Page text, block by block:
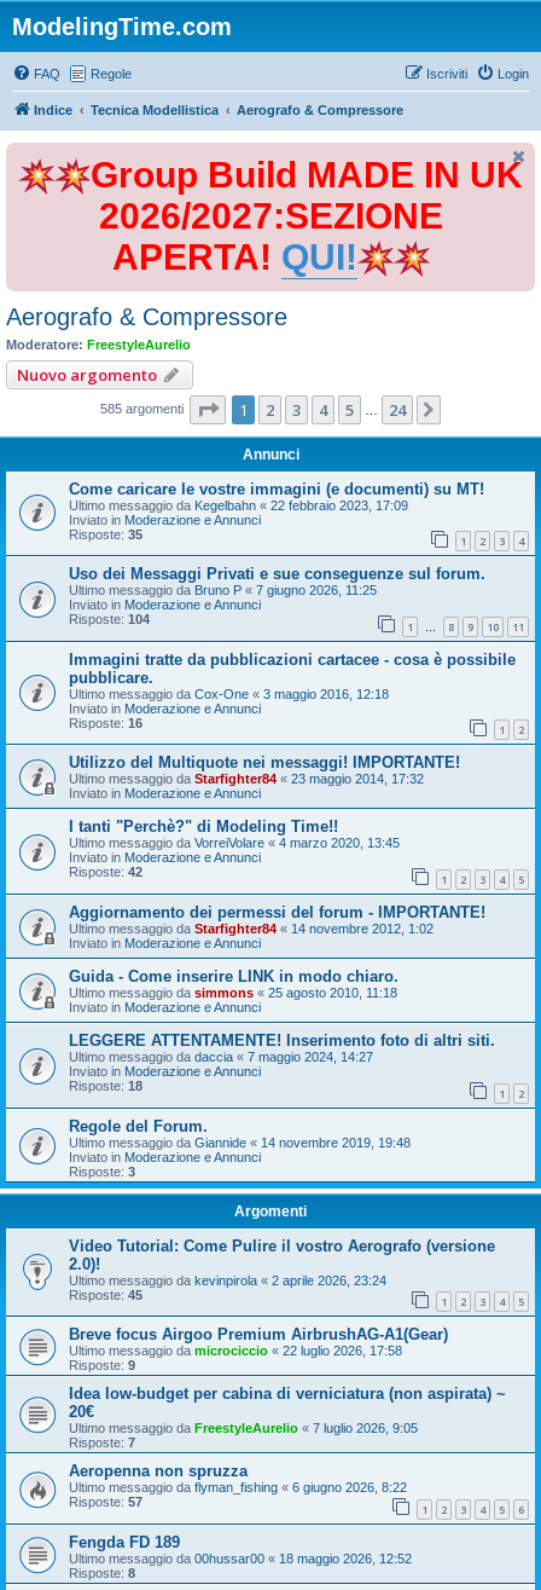
ModelingTime.com
FAQ Regole Login
Iscriviti
Indice Tecnica Modellistica Aerografo & Compressore
Group Build MADE IN UK
2026/2027:SEZIONE
APERTA! QUI!
Aerografo & Compressore
Moderatore: FreestyleAurelio
Nuovo argomento
585 argomenti Pagina di 24
1 2 3 4 5 24
Annunci
Come caricare le vostre immagini (e documenti) su MT!
Ultimo messaggio da Kegelbahn « 22 febbraio 2023, 17:09
Inviato in Moderazione e Annunci
Risposte: 35 1 2 3 4
Uso dei Messaggi Privati e sue conseguenze sul forum.
Ultimo messaggio da Bruno P « 7 giugno 2026, 11:25
Inviato in Moderazione e Annunci
Risposte: 104 1 … 8 9 10 11
Immagini tratte da pubblicazioni cartacee - cosa è possibile
pubblicare.
Ultimo messaggio da Cox-One « 3 maggio 2016, 12:18
Inviato in Moderazione e Annunci
Risposte: 16 1 2
Utilizzo del Multiquote nei messaggi! IMPORTANTE!
Ultimo messaggio da Starfighter84 « 23 maggio 2014, 17:32
Inviato in Moderazione e Annunci
I tanti "Perchè?" di Modeling Time!!
Ultimo messaggio da VorreiVolare « 4 marzo 2020, 13:45
Inviato in Moderazione e Annunci
Risposte: 42 1 2 3 4 5
Aggiornamento dei permessi del forum - IMPORTANTE!
Ultimo messaggio da Starfighter84 « 14 novembre 2012, 1:02
Inviato in Moderazione e Annunci
Guida - Come inserire LINK in modo chiaro.
Ultimo messaggio da simmons « 25 agosto 2010, 11:18
Inviato in Moderazione e Annunci
LEGGERE ATTENTAMENTE! Inserimento foto di altri siti.
Ultimo messaggio da daccia « 7 maggio 2024, 14:27
Inviato in Moderazione e Annunci
Risposte: 18 1 2
Regole del Forum.
Ultimo messaggio da Giannide « 14 novembre 2019, 19:48
Inviato in Moderazione e Annunci
Risposte: 3
Argomenti
Video Tutorial: Come Pulire il vostro Aerografo (versione
2.0)!
Ultimo messaggio da kevinpirola « 2 aprile 2026, 23:24
Risposte: 45 1 2 3 4 5
Breve focus Airgoo Premium AirbrushAG-A1(Gear)
Ultimo messaggio da microciccio « 22 luglio 2026, 17:58
Risposte: 9
Idea low‑budget per cabina di verniciatura (non aspirata) ~
20€
Ultimo messaggio da FreestyleAurelio « 7 luglio 2026, 9:05
Risposte: 7
Aeropenna non spruzza
Ultimo messaggio da flyman_fishing « 6 giugno 2026, 8:22
Risposte: 57 1 2 3 4 5 6
Fengda FD 189
Ultimo messaggio da 00hussar00 « 18 maggio 2026, 12:52
Risposte: 8